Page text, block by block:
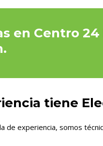
en Centro
tiene
de experiencia, somos